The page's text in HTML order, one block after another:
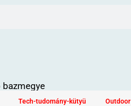
Tech-tudomány-kütyü Outdoor